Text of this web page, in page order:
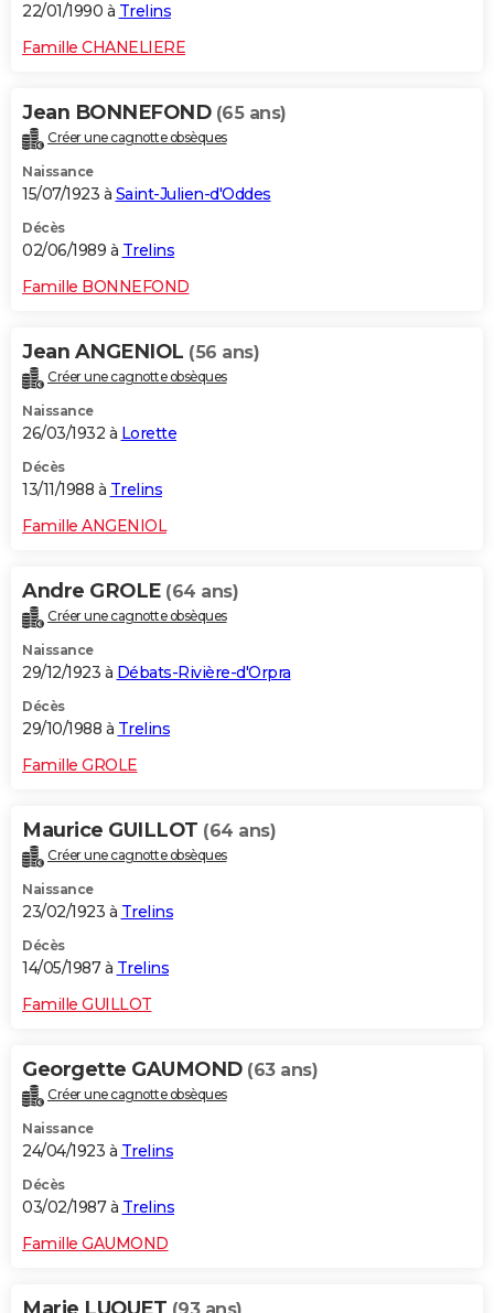
22/01/1990 à Trelins
Famille CHANELIERE
Jean BONNEFOND (65 ans)
Créer une cagnotte obsèques
Naissance
15/07/1923 à Saint-Julien-d'Oddes
Décès
02/06/1989 à Trelins
Famille BONNEFOND
Jean ANGENIOL (56 ans)
Créer une cagnotte obsèques
Naissance
26/03/1932 à Lorette
Décès
13/11/1988 à Trelins
Famille ANGENIOL
Andre GROLE (64 ans)
Créer une cagnotte obsèques
Naissance
29/12/1923 à Débats-Rivière-d'Orpra
Décès
29/10/1988 à Trelins
Famille GROLE
Maurice GUILLOT (64 ans)
Créer une cagnotte obsèques
Naissance
23/02/1923 à Trelins
Décès
14/05/1987 à Trelins
Famille GUILLOT
Georgette GAUMOND (63 ans)
Créer une cagnotte obsèques
Naissance
24/04/1923 à Trelins
Décès
03/02/1987 à Trelins
Famille GAUMOND